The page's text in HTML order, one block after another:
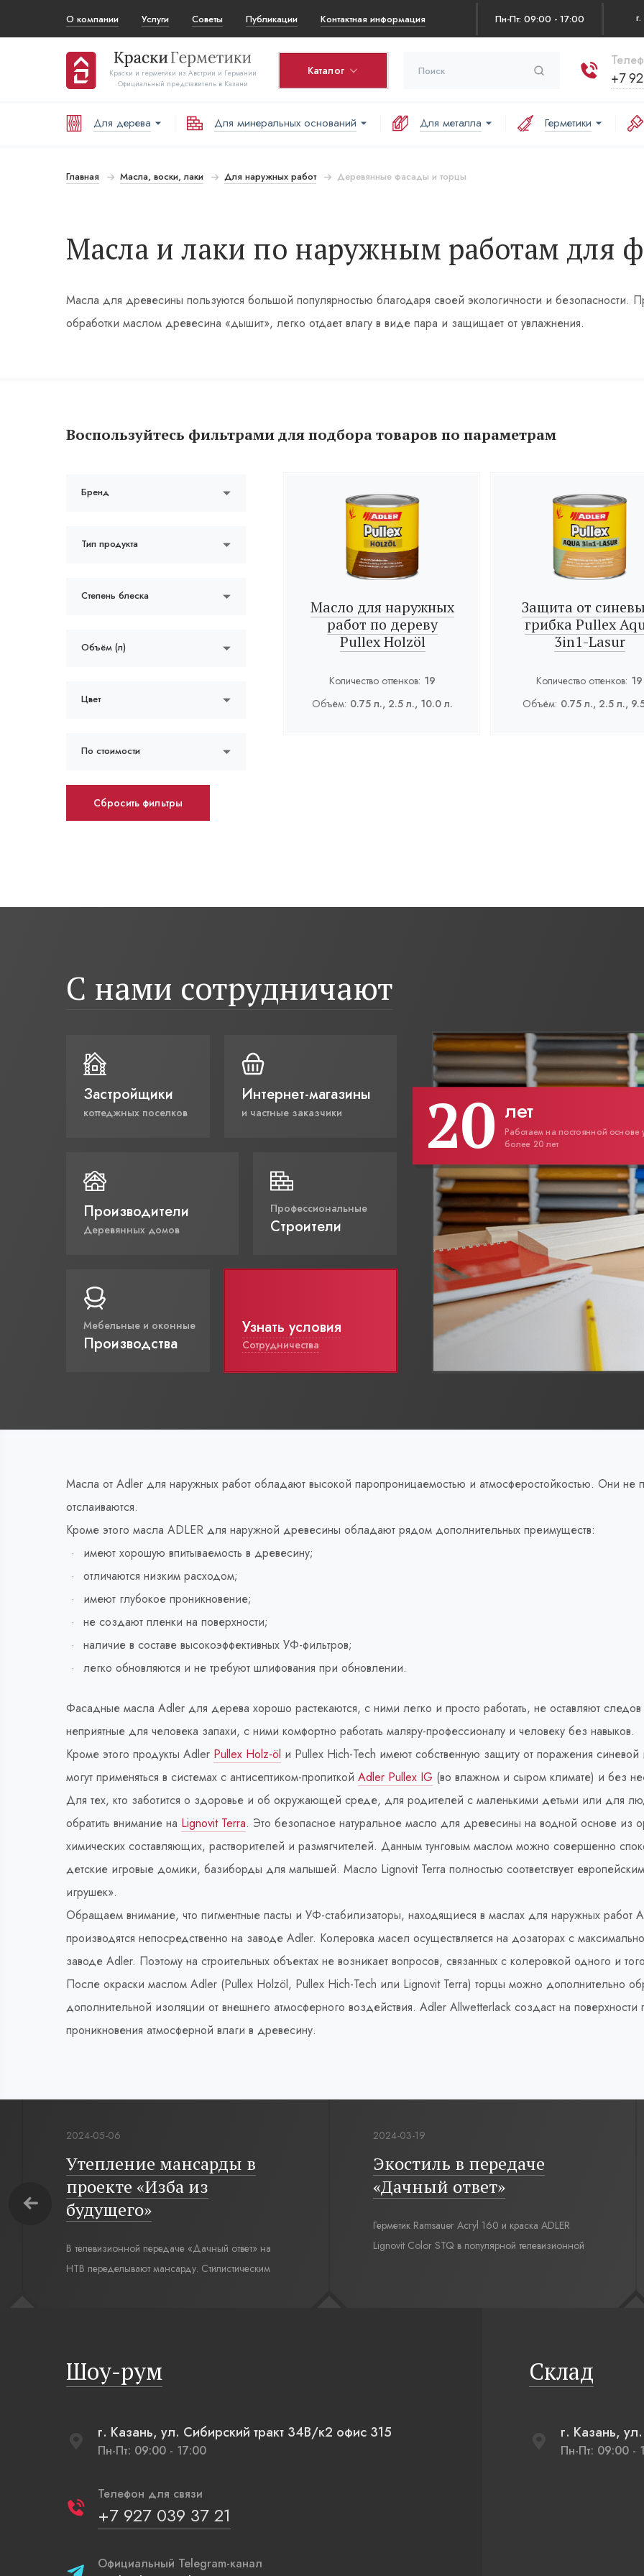
О компании Услуги Советы Публикации Контактная информация Пн-Пт: 09:00 - 17:00
Краски и герметики из Австрии и Германии
Официальный представитель в Казани
Каталог +7
Корзина
Для дерева Для минеральных оснований Для металла Герметики
Главная Масла, воски, лаки Для наружных работ Деревянные фасады и торцы
Масла и лаки по наружным работам для
Масла для древесины пользуются большой популярностью благодаря своей экологичности и безопасности.
обработки маслом древесина «дышит», легко отдает влагу в виде пара и защищает от увлажнения.
Воспользуйтесь фильтрами для подбора товаров по параметрам
Бренд
Тип продукта
Степень блеска
Объём (л)
Цвет
По стоимости
Сбросить фильтры
Масло для наружных
работ по дереву
Pullex Holzöl
Количество оттенков: 19
Объём: 0.75 л., 2.5 л., 10.0 л.
Защита от
грибка Pullex
3in1-Lasur
Количество оттенков: 19
Объём: 0.75 л., 2.5 л.,
С нами сотрудничают
Застройщики
коттеджных поселков
Интернет-магазины
и частные заказчики
Производители
Деревянных домов
Профессиональные
Строители
Мебельные и оконные
Производства
Узнать условия
Сотрудничества
20 лет
Работаем на постоянной основе
более 20 лет
Масла от Adler для наружных работ обладают высокой паропроницаемостью и атмосферостойкостью. Они не
отслаиваются.
Кроме этого масла ADLER для наружной древесины обладают рядом дополнительных преимуществ:
имеют хорошую впитываемость в древесину;
отличаются низким расходом;
имеют глубокое проникновение;
не создают пленки на поверхности;
наличие в составе высокоэффективных УФ-фильтров;
легко обновляются и не требуют шлифования при обновлении.
Фасадные масла Adler для дерева хорошо растекаются, с ними легко и просто работать, не оставляют
неприятные для человека запахи, с ними комфортно работать маляру-профессионалу и человеку без навыков.
Кроме этого продукты Adler Pullex Holz-öl и Pullex Hich-Tech имеют собственную защиту от поражения
могут применяться в системах с антисептиком-пропиткой Adler Pullex IG (во влажном и сыром климате) и без
Для тех, кто заботится о здоровье и об окружающей среде, для родителей с маленькими детьми или для
обратить внимание на Lignovit Terra. Это безопасное натуральное масло для древесины на водной основе из
химических составляющих, растворителей и размягчителей. Данным тунговым маслом можно совершенно
детские игровые домики, базиборды для малышей. Масло Lignovit Terra полностью соответствует
игрушек».
Обращаем внимание, что пигментные пасты и УФ-стабилизаторы, находящиеся в маслах для наружных работ
производятся непосредственно на заводе Adler. Колеровка масел осуществляется на дозаторах с
заводе Adler. Поэтому на строительных объектах не возникает вопросов, связанных с колеровкой одного и
После окраски маслом Adler (Pullex Holzöl, Pullex Hich-Tech или Lignovit Terra) торцы можно дополнительно
дополнительной изоляции от внешнего атмосферного воздействия. Adler Allwetterlack создаст на
проникновения атмосферной влаги в древесину.
2024-05-06
Утепление мансарды в
проекте «Изба из
будущего»
В телевизионной передаче «Дачный ответ» на
НТВ переделывают мансарду. Стилистическим
напоминающие плетеные вазы.
2024-03-19
Экостиль в передаче
«Дачный ответ»
Герметик Ramsauer Acryl 160 и краска ADLER
Lignovit Color STQ в популярной телевизионной
Шоу-рум
г. Казань, ул. Сибирский тракт 34В/к2 офис 315
Пн-Пт: 09:00 - 17:00
Телефон для связи
+7 927 039 37 21
Официальный Telegram-канал
Склад
г. Казань,
Пн-Пт: 09:00 -